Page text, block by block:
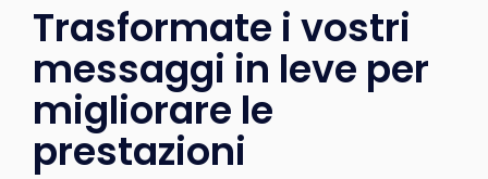
Trasformate i vostri
messaggi in leve per
migliorare le
prestazioni